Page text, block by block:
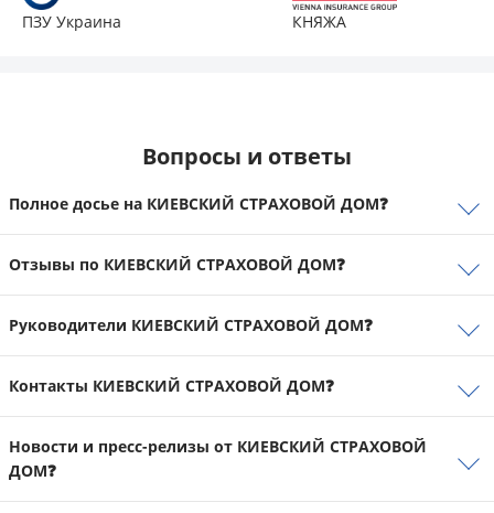
ПЗУ Украина КНЯЖА
Вопросы и ответы
Полное досье на КИЕВСКИЙ СТРАХОВОЙ ДОМ❓
Отзывы по КИЕВСКИЙ СТРАХОВОЙ ДОМ❓
отзывы
Руководители КИЕВСКИЙ СТРАХОВОЙ ДОМ❓
Контакты КИЕВСКИЙ СТРАХОВОЙ ДОМ❓
контактов
Новости и пресс-релизы от КИЕВСКИЙ СТРАХОВОЙ
ДОМ❓